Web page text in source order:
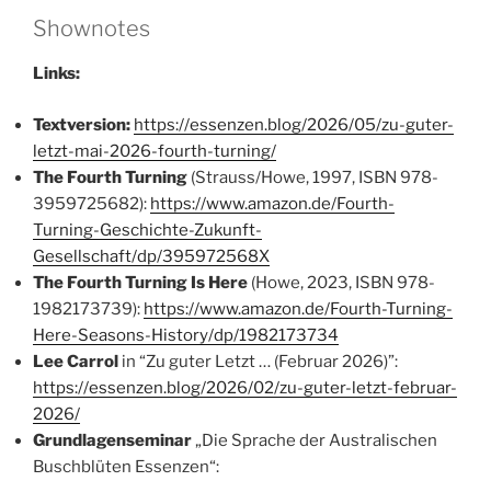
Shownotes
Links:
Textversion: https://essenzen.blog/2026/05/zu-guter-
letzt-mai-2026-fourth-turning/
The Fourth Turning (Strauss/Howe, 1997, ISBN 978-
3959725682): https://www.amazon.de/Fourth-
Turning-Geschichte-Zukunft-
Gesellschaft/dp/395972568X
The Fourth Turning Is Here (Howe, 2023, ISBN 978-
1982173739): https://www.amazon.de/Fourth-Turning-
Here-Seasons-History/dp/1982173734
Lee Carrol in “Zu guter Letzt … (Februar 2026)”:
https://essenzen.blog/2026/02/zu-guter-letzt-februar-
2026/
Grundlagenseminar „Die Sprache der Australischen
Buschblüten Essenzen“: